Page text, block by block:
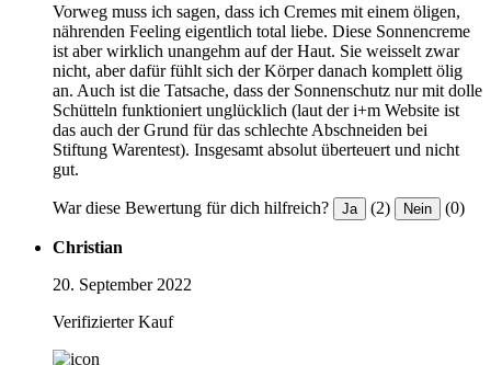
Vorweg muss ich sagen, dass ich Cremes mit einem öligen,
nährenden Feeling eigentlich total liebe. Diese Sonnencreme
ist aber wirklich unangehm auf der Haut. Sie weisselt zwar
nicht, aber dafür fühlt sich der Körper danach komplett ölig
an. Auch ist die Tatsache, dass der Sonnenschutz nur mit dolle
Schütteln funktioniert unglücklich (laut der i+m Website ist
das auch der Grund für das schlechte Abschneiden bei
Stiftung Warentest). Insgesamt absolut überteuert und nicht
gut.
War diese Bewertung für dich hilfreich? Ja (2) Nein (0)
Christian
20. September 2022
Verifizierter Kauf